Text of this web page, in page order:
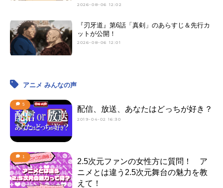
2026-08-06 12:02
『刃牙道』第6話「真剣」のあらすじ＆先行カ
ットが公開！
2026-08-06 12:01
アニメ みんなの声
5
配信、放送、あなたはどっちが好き？
2019-04-02 16:30
1
2.5次元ファンの女性方に質問！ ア
ニメとは違う2.5次元舞台の魅力を教
えて！